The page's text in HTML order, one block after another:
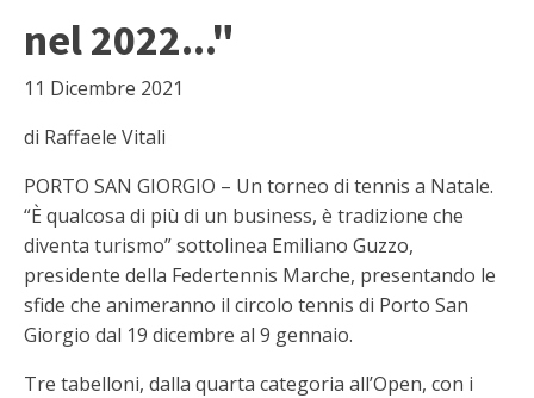
nel 2022..."
11 Dicembre 2021
di Raffaele Vitali
PORTO SAN GIORGIO – Un torneo di tennis a Natale.
“È qualcosa di più di un business, è tradizione che
diventa turismo” sottolinea Emiliano Guzzo,
presidente della Federtennis Marche, presentando le
sfide che animeranno il circolo tennis di Porto San
Giorgio dal 19 dicembre al 9 gennaio.
Tre tabelloni, dalla quarta categoria all’Open, con i